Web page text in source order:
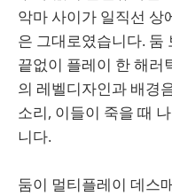
악마 사이가 일직선 상
은 그대로였습니다. 둠
끝없이 플레이 한 해러
의 레벨디자인과 배경
소리, 이들이 죽을 때
니다.
둠이 멀티플레이 데스